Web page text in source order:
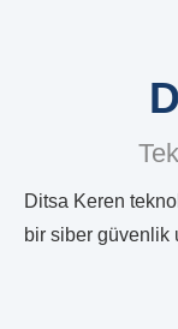
Ditsa Keren
bir siber güvenlik